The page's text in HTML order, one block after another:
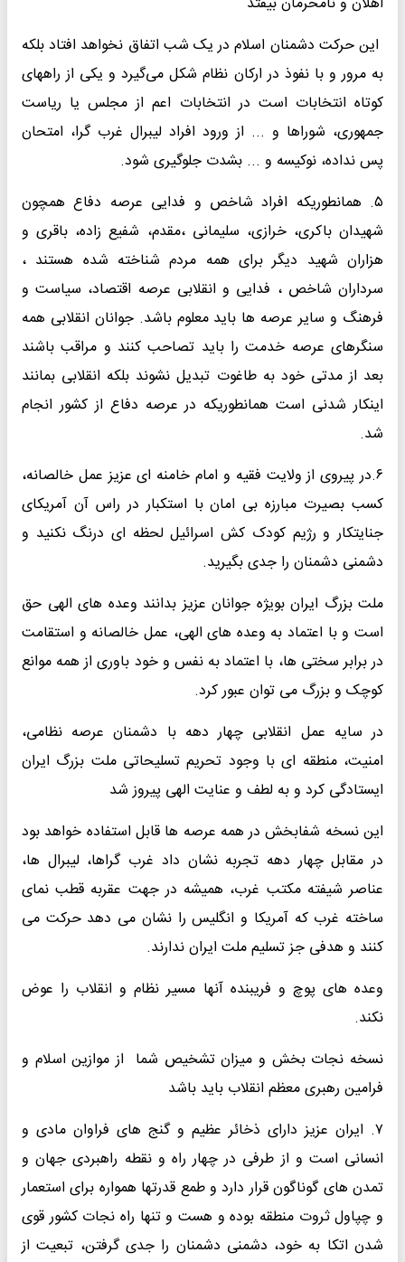
این حرکت دشمنان اسلام در یک شب اتفاق نخواهد افتاد بلکه
به مرور و با نفوذ در ارکان نظام شکل می‌گیرد و یکی از راههای
کوتاه انتخابات است در انتخابات اعم از مجلس یا ریاست
جمهوری، شوراها و ... از ورود افراد لیبرال غرب گرا، امتحان
پس نداده، نوکیسه و ... بشدت جلوگیری شود.
۵. همانطوریکه افراد شاخص و فدایی عرصه دفاع همچون
شهیدان باکری، خرازی، سلیمانی ،مقدم، شفیع زاده، باقری و
هزاران شهید دیگر برای همه مردم شناخته شده هستند ،
سرداران شاخص ، فدایی و انقلابی عرصه اقتصاد، سیاست و
فرهنگ و سایر عرصه ها باید معلوم باشد. جوانان انقلابی همه
سنگرهای عرصه خدمت را باید تصاحب کنند و مراقب باشند
بعد از مدتی خود به طاغوت تبدیل نشوند بلکه انقلابی بمانند
اینکار شدنی است همانطوریکه در عرصه دفاع از کشور انجام
شد.
۶.در پیروی از ولایت فقیه و امام خامنه ای عزیز عمل خالصانه،
کسب بصیرت مبارزه بی امان با استکبار در راس آن آمریکای
جنایتکار و رژیم کودک کش اسرائیل لحظه ای درنگ نکنید و
دشمنی دشمنان را جدی بگیرید.
ملت بزرگ ایران بویژه جوانان عزیز بدانند وعده های الهی حق
است و با اعتماد به وعده های الهی، عمل خالصانه و استقامت
در برابر سختی ها، با اعتماد به نفس و خود باوری از همه موانع
کوچک و بزرگ می توان عبور کرد.
در سایه عمل انقلابی چهار دهه با دشمنان عرصه نظامی،
امنیت، منطقه ای با وجود تحریم تسلیحاتی ملت بزرگ ایران
ایستادگی کرد و به لطف و عنایت الهی پیروز شد
این نسخه شفابخش در همه عرصه ها قابل استفاده خواهد بود
در مقابل چهار دهه تجربه نشان داد غرب گراها، لیبرال ها،
عناصر شیفته مکتب غرب، همیشه در جهت عقربه قطب نمای
ساخته غرب که آمریکا و انگلیس را نشان می دهد حرکت می
کنند و هدفی جز تسلیم ملت ایران ندارند.
وعده های پوچ و فریبنده آنها مسیر نظام و انقلاب را عوض
نکند.
نسخه نجات بخش و میزان تشخیص شما از موازین اسلام و
فرامین رهبری معظم انقلاب باید باشد
۷. ایران عزیز دارای ذخائر عظیم و گنج های فراوان مادی و
انسانی است و از طرفی در چهار راه و نقطه راهبردی جهان و
تمدن های گوناگون قرار دارد و طمع قدرتها همواره برای استعمار
و چپاول ثروت منطقه بوده و هست و تنها راه نجات کشور قوی
شدن اتکا به خود، دشمنی دشمنان را جدی گرفتن، تبعیت از